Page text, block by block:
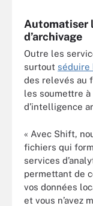
Automatiser
d’archivage
Outre les
surtout séduire
des relevés au
les soumettre à
d’intelligence
« Avec Shift,
fichiers qui
services
permettant de
vos données
et vous n’avez